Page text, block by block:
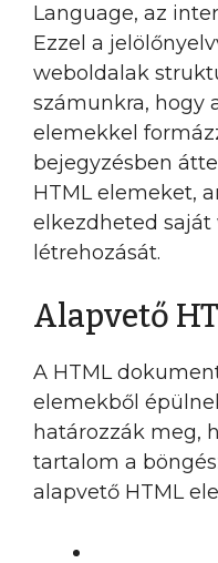
Language, az
Ezzel a
weboldalak
számunkra, hogy
elemekkel
bejegyzésben
HTML elemeket,
elkezdheted saját
létrehozását.
Alapvető
A HTML
elemekből
határozzák meg,
tartalom a
alapvető HTML